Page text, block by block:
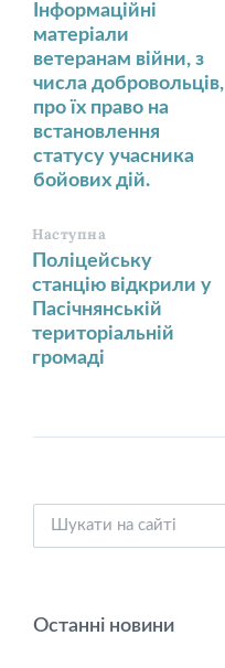
Інформаційні
матеріали
ветеранам війни, з
числа добровольців,
про їх право на
встановлення
статусу учасника
бойових дій.
Наступна
Поліцейську
станцію відкрили у
Пасічнянській
територіальній
громаді
Останні новини